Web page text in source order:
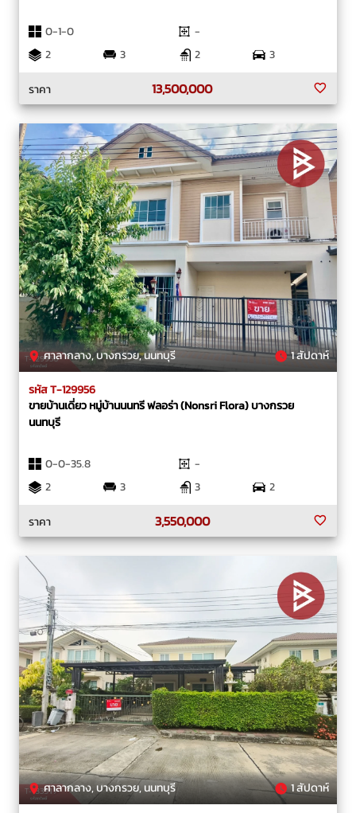
0-1-0
-
2
3 2
3
ราคา
13,500,000
ศาลากลาง, บางกรวย, นนทบุรี 1 สัปดาห์
รหัส T-129956
ขายบ้านเดี่ยว หมู่บ้านนนทรี ฟลอร่า (Nonsri Flora) บางกรวย
นนทบุรี
0-0-35.8
-
2
3 3
2
ราคา
3,550,000
ศาลากลาง, บางกรวย, นนทบุรี 1 สัปดาห์